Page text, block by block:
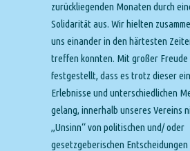
zurückliegenden Monaten durch
Solidarität aus. Wir hielten
uns einander in den härtesten
treffen konnten. Mit großer Freude
festgestellt, dass es trotz dieser
Erlebnisse und unterschiedlichen
gelang, innerhalb unseres Vereins
„Unsinn“ von politischen und/ oder
gesetzgeberischen